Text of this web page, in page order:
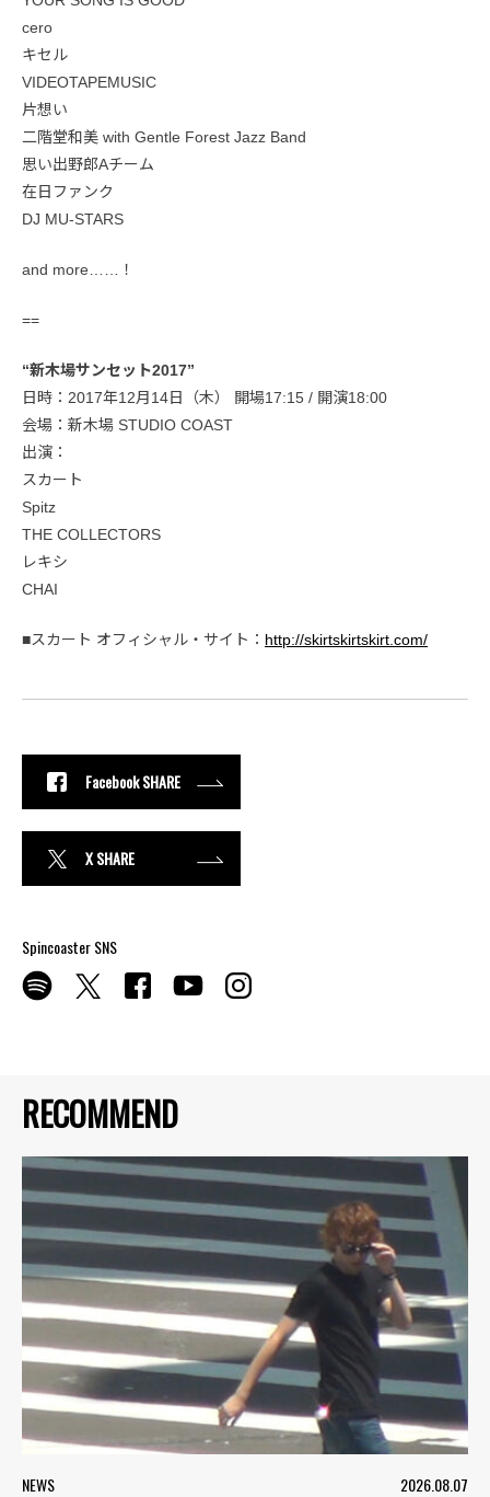
RECOMMEND
NEWS 2026.08.07
cero
キセル
VIDEOTAPEMUSIC
片想い
二階堂和美 with Gentle Forest Jazz Band
思い出野郎Aチーム
在日ファンク
DJ MU-STARS
and more……！
==
“新木場サンセット2017”
日時：2017年12月14日（木） 開場17:15 / 開演18:00
会場：新木場 STUDIO COAST
出演：
スカート
Spitz
THE COLLECTORS
レキシ
CHAI
■スカート オフィシャル・サイト： http://skirtskirtskirt.com/
Facebook SHARE
X SHARE
Spincoaster SNS